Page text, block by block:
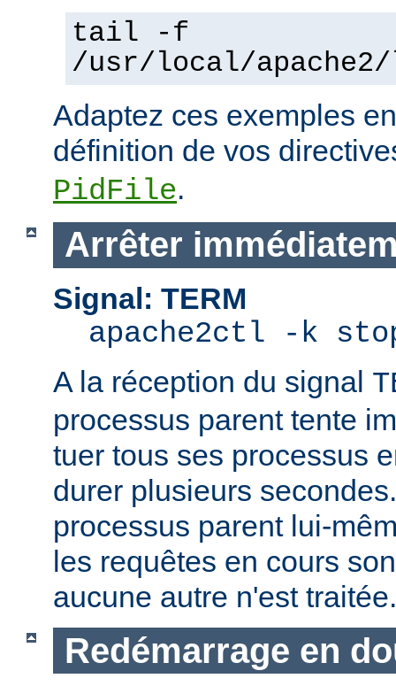
tail -f
/usr/local/
Adaptez ces exemples
définition de vos
PidFile.
Arrêter
Signal: TERM
apache2ctl -k
A la réception du signal
processus parent tente
tuer tous ses processus
durer plusieurs
processus parent lui-
les requêtes en cours
aucune autre n'est traitée.
Redémarrage en